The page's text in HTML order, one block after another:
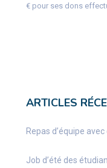
€ pour ses dons
ARTICLES
Repas d’équipe
Job d’été des